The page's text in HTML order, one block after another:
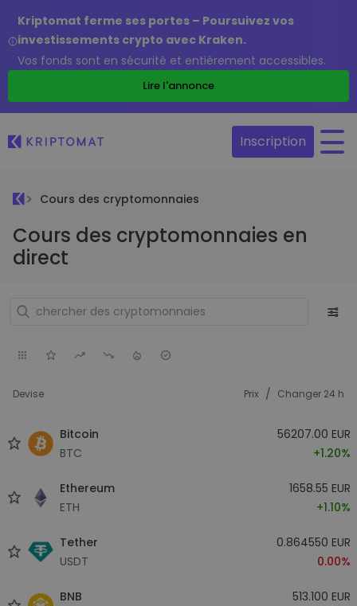
Kriptomat ferme ses portes – Poursuivez vos
investissements crypto avec Kraken.
Vos fonds sont en sécurité et entièrement accessibles.
Lire l'annonce
Inscription
Cours des cryptomonnaies
Cours des cryptomonnaies en
direct
Devise Prix / Changer 24 h
Bitcoin
BTC
56207.00 EUR
+1.20%
Ethereum
ETH
1658.55 EUR
+1.10%
Tether
USDT
0.864550 EUR
0.00%
BNB
513.100 EUR